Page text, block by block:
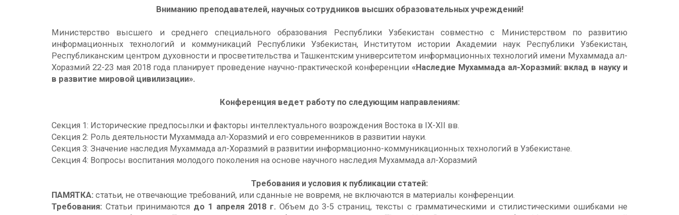
Вниманию преподавателей, научных сотрудников высших образовательных учреждений!
Министерство высшего и среднего специального образования Республики Узбекистан совместно с Министерством по развитию
информационных технологий и коммуникаций Республики Узбекистан, Институтом истории Академии наук Республики Узбекистан,
Республиканским центром духовности и просветительства и Ташкентским университетом информационных технологий имени Мухаммада ал-
Хоразмий 22-23 мая 2018 года планирует проведение научно-практической конференции «Наследие Мухаммада ал-Хоразмий: вклад в науку и
в развитие мировой цивилизации».
Конференция ведет работу по следующим направлениям:
Секция 1: Исторические предпосылки и факторы интеллектуального возрождения Востока в IX-XII вв.
Секция 2: Роль деятельности Мухаммада ал-Хоразмий и его современников в развитии науки.
Секция 3: Значение наследия Мухаммада ал-Хоразмий в развитии информационно-коммуникационных технологий в Узбекистане.
Секция 4: Вопросы воспитания молодого поколения на основе научного наследия Мухаммада ал-Хоразмий
Требования и условия к публикации статей:
ПАМЯТКА: статьи, не отвечающие требований, или сданные не вовремя, не включаются в материалы конференции.
Требования: Статьи принимаются до 1 апреля 2018 г.Объем до 3-5 страниц, тексты с грамматическими и стилистическими ошибками не